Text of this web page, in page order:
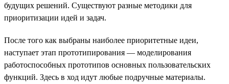
будущих решений. Существуют разные методики для
приоритизации идей и задач.
После того как выбраны наиболее приоритетные идеи,
наступает этап прототипирования — моделирования
работоспособных прототипов основных пользовательских
функций. Здесь в ход идут любые подручные материалы.